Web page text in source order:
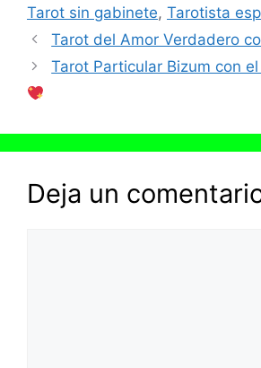
Tarot sin gabinete, Tarotista
Tarot del Amor Verdadero
Tarot Particular Bizum con
Deja un